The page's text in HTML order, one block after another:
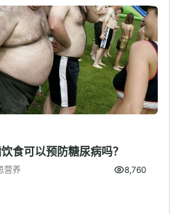
食可以预防糖尿病吗？
营养 8,760